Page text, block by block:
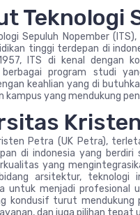
Teknologi
Sepuluh Nopember
tinggi terdepan di
ITS di kenal dengan
berbagai program studi
keahlian yang di
kampus yang mendukung
Petra (UK Petra),
di indonesia yang berdiri
yang
arsitektur, teknologi
untuk menjadi profesional
kondusif turut mendukung